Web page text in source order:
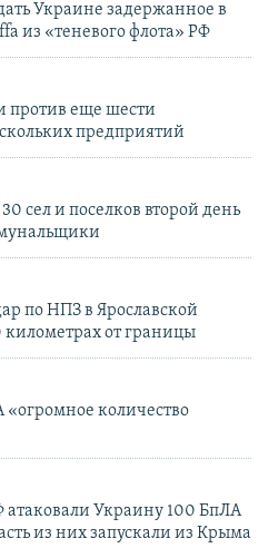
Украине задержанное в
из «теневого флота» РФ
против еще шести
предприятий
сел и поселков второй день
по НПЗ в Ярославской
километрах от границы
количество
Украину 100 БпЛА
из них запускали из Крыма